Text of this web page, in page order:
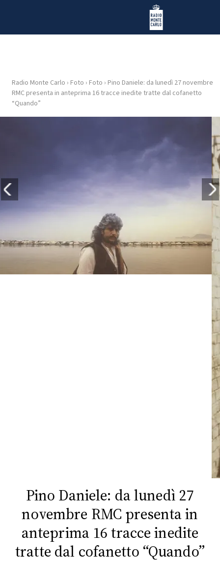
Radio Monte Carlo
HOME
RADIO
PLAYLIST
NEWS
FOTO
Radio Monte Carlo › Foto › Foto › Pino Daniele: da lunedì 27 novembre
RMC presenta in anteprima 16 tracce inedite tratte dal cofanetto
“Quando”
Pino Daniele: da lunedì 27
novembre RMC presenta in
anteprima 16 tracce inedite
tratte dal cofanetto “Quando”